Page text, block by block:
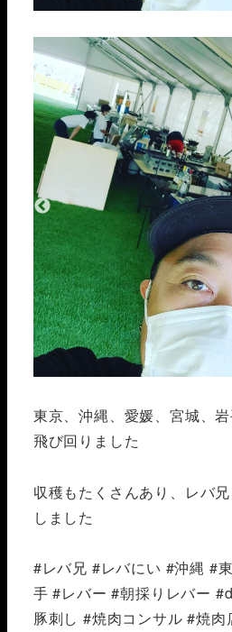
東京、沖縄、愛媛、宮城、
飛び回りました️
収穫もたくさんあり、レバ
しました
#レバ兄 #レバにい #沖縄 #
手 #レバー #朝採りレバー
豚刺し #焼肉コンサル #焼